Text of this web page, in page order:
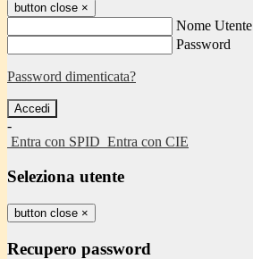
button close ×
Nome Utente
Password
Password dimenticata?
-
Entra con SPID Entra con CIE
Seleziona utente
button close ×
Recupero password